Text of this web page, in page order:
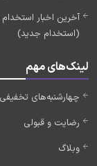
(استخدام جدید)
لینک‌های مهم
چهارشنبه‌های تخفیفی
رضایت و قبولی
وبلاگ